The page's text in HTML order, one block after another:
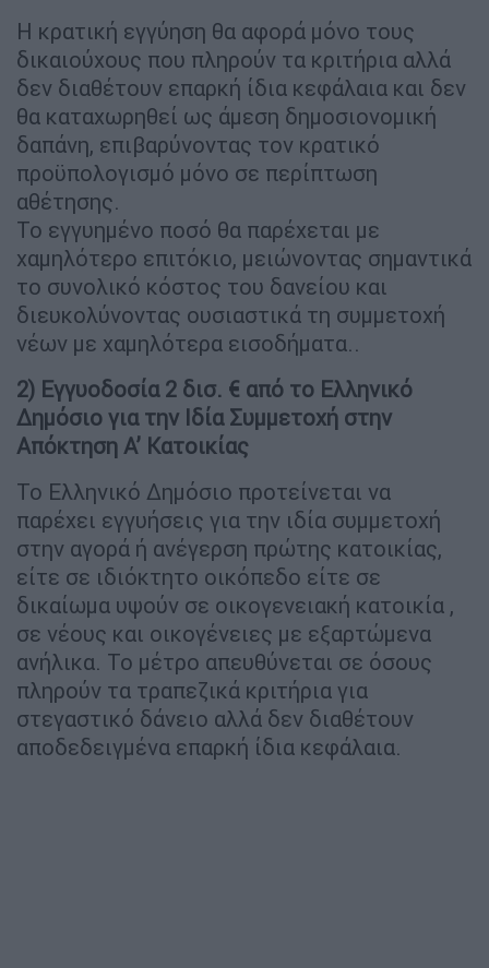
Η κρατική εγγύηση θα αφορά μόνο τους
δικαιούχους που πληρούν τα κριτήρια αλλά
δεν διαθέτουν επαρκή ίδια κεφάλαια και δεν
θα καταχωρηθεί ως άμεση δημοσιονομική
δαπάνη, επιβαρύνοντας τον κρατικό
προϋπολογισμό μόνο σε περίπτωση
αθέτησης.
Το εγγυημένο ποσό θα παρέχεται με
χαμηλότερο επιτόκιο, μειώνοντας σημαντικά
το συνολικό κόστος του δανείου και
διευκολύνοντας ουσιαστικά τη συμμετοχή
νέων με χαμηλότερα εισοδήματα..
2) Εγγυοδοσία 2 δισ. € από το Ελληνικό
Δημόσιο για την Ιδία Συμμετοχή στην
Απόκτηση Α’ Κατοικίας
Το Ελληνικό Δημόσιο προτείνεται να
παρέχει εγγυήσεις για την ιδία συμμετοχή
στην αγορά ή ανέγερση πρώτης κατοικίας,
είτε σε ιδιόκτητο οικόπεδο είτε σε
δικαίωμα υψούν σε οικογενειακή κατοικία ,
σε νέους και οικογένειες με εξαρτώμενα
ανήλικα. Το μέτρο απευθύνεται σε όσους
πληρούν τα τραπεζικά κριτήρια για
στεγαστικό δάνειο αλλά δεν διαθέτουν
αποδεδειγμένα επαρκή ίδια κεφάλαια.